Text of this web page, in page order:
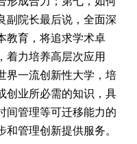
副院长最后说，全面深
教育，将追求学术卓
着力培养高层次应用
界一流创新性大学，培
创业所必需的知识，具
间管理等可迁移能力的
管理创新提供服务。